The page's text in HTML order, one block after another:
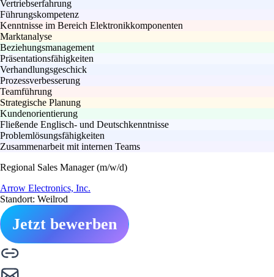
Vertriebserfahrung
Führungskompetenz
Kenntnisse im Bereich Elektronikkomponenten
Marktanalyse
Beziehungsmanagement
Präsentationsfähigkeiten
Verhandlungsgeschick
Prozessverbesserung
Teamführung
Strategische Planung
Kundenorientierung
Fließende Englisch- und Deutschkenntnisse
Problemlösungsfähigkeiten
Zusammenarbeit mit internen Teams
Regional Sales Manager (m/w/d)
Arrow Electronics, Inc.
Standort: Weilrod
Jetzt bewerben